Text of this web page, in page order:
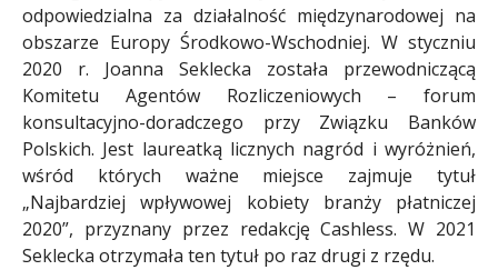
odpowiedzialna za działalność międzynarodowej na
obszarze Europy Środkowo-Wschodniej. W styczniu
2020 r. Joanna Seklecka została przewodniczącą
Komitetu Agentów Rozliczeniowych – forum
konsultacyjno-doradczego przy Związku Banków
Polskich. Jest laureatką licznych nagród i wyróżnień,
wśród których ważne miejsce zajmuje tytuł
„Najbardziej wpływowej kobiety branży płatniczej
2020”, przyznany przez redakcję Cashless. W 2021
Seklecka otrzymała ten tytuł po raz drugi z rzędu.